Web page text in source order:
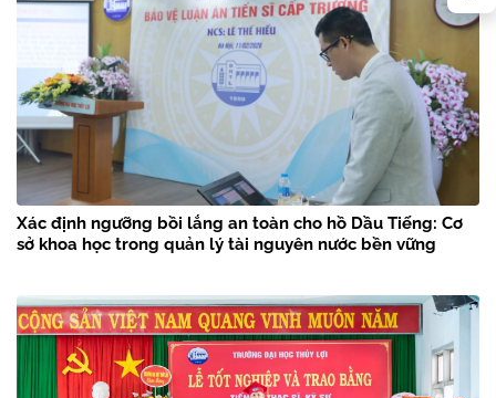
Xác định ngưỡng bồi lắng an toàn cho hồ Dầu Tiếng: Cơ
sở khoa học trong quản lý tài nguyên nước bền vững